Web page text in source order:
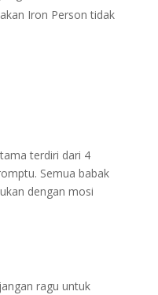
Iron Person tidak
terdiri dari 4
Semua babak
dengan mosi
ragu untuk